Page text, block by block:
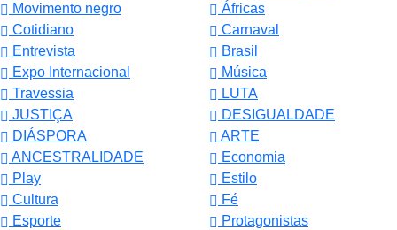
Movimento negro
Áfricas
Cotidiano
Carnaval
Entrevista
Brasil
Expo Internacional
Música
Travessia
LUTA
JUSTIÇA
DESIGUALDADE
DIÁSPORA
ARTE
ANCESTRALIDADE
Economia
Play
Estilo
Cultura
Fé
Esporte
Protagonistas